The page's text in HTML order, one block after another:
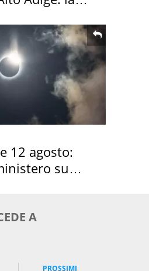
12 agosto:
su